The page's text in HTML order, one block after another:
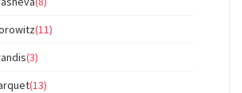
(11)
(3)
(13)